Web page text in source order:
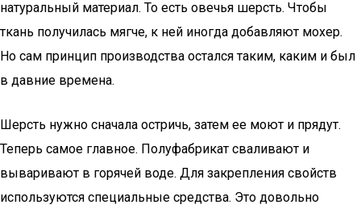
натуральный материал. То есть овечья шерсть. Чтобы
ткань получилась мягче, к ней иногда добавляют мохер.
Но сам принцип производства остался таким, каким и был
в давние времена.
Шерсть нужно сначала остричь, затем ее моют и прядут.
Теперь самое главное. Полуфабрикат сваливают и
вываривают в горячей воде. Для закрепления свойств
используются специальные средства. Это довольно